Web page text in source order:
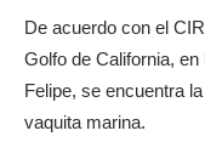
De acuerdo con el
Golfo de California,
Felipe, se encuentra
vaquita marina.